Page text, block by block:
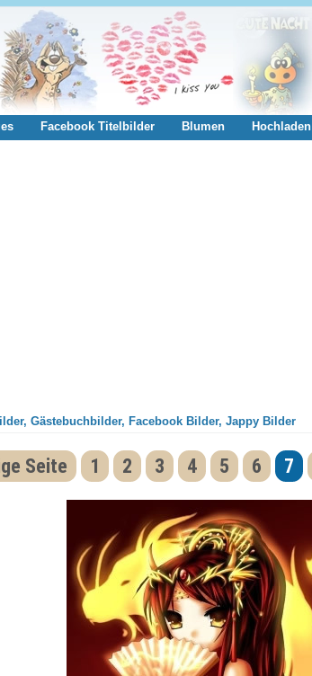
Facebook Titelbilder Blumen Hochladen
Gästebuchbilder, Facebook Bilder, Jappy Bilder
Seite 1 2 3 4 5 6 7